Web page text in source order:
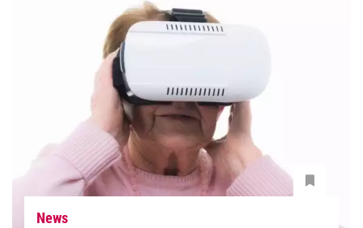
News